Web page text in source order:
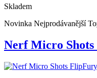
Skladem
Novinka Nejprodávanější
Nerf Micro